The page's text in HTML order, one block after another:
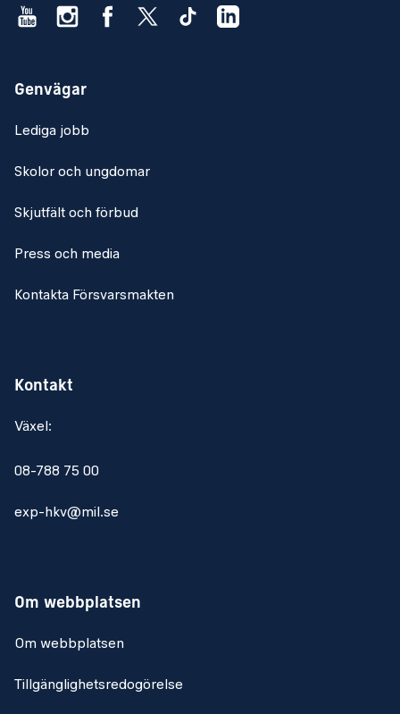
Genvägar
Lediga jobb
Skolor och ungdomar
Skjutfält och förbud
Press och media
Kontakta Försvarsmakten
Kontakt
Växel:
08-788 75 00
exp-hkv@mil.se
Om webbplatsen
Om webbplatsen
Tillgänglighetsredogörelse